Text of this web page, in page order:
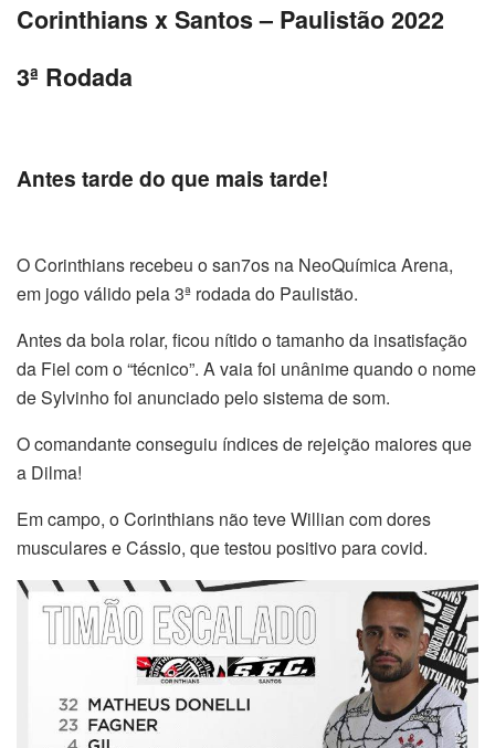
Corinthians x Santos – Paulistão 2022
3ª Rodada
Antes tarde do que mais tarde!
O Corinthians recebeu o san7os na NeoQuímica Arena,
em jogo válido pela 3ª rodada do Paulistão.
Antes da bola rolar, ficou nítido o tamanho da insatisfação
da Fiel com o “técnico”. A vaia foi unânime quando o nome
de Sylvinho foi anunciado pelo sistema de som.
O comandante conseguiu índices de rejeição maiores que
a Dilma!
Em campo, o Corinthians não teve Willian com dores
musculares e Cássio, que testou positivo para covid.